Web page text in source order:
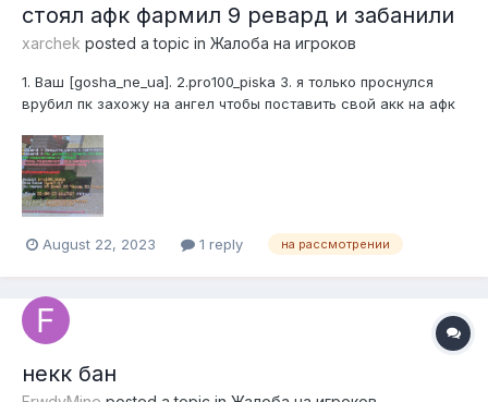
стоял афк фармил 9 ревард и забанили
xarchek posted a topic in Жалоба на игроков
1. Ваш [gosha_ne_ua]. 2.pro100_piska 3. я только проснулся
врубил пк захожу на ангел чтобы поставить свой акк на афк
маин и вижу что я в бане за 3.7 хочу чтобы меня разбанили а
нарушителя наказали 4. 2 грифф 5.
August 22, 2023 1 reply на рассмотрении
некк бан